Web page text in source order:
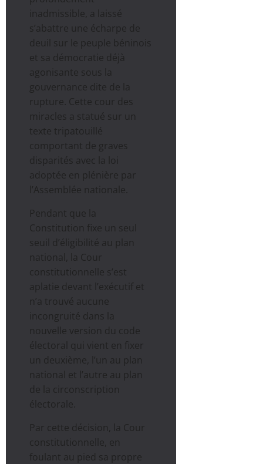
inadmissible, a laissé
s’abattre une écharpe de
deuil sur le peuple béninois
et sa démocratie déjà
agonisante sous la
gouvernance dite de la
rupture. Cette cour des
miracles a statué sur un
texte tripatouillé
comportant de graves
disparités avec la loi
adoptée en plénière par
l’Assemblée nationale.
Pendant que la
Constitution fixe un seul
seuil d’éligibilité au plan
national, la Cour
constitutionnelle s’est
aplatie devant l’exécutif et
n’a trouvé aucune
incongruité dans la
nouvelle version du code
électoral qui vient en fixer
un deuxième, l’un au plan
national et l’autre au plan
de la circonscription
électorale.
Par cette décision, la Cour
constitutionnelle, en
foulant au pied sa propre